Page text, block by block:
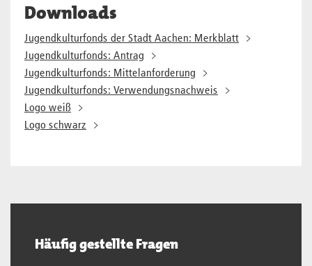
Downloads
Jugendkulturfonds der Stadt Aachen: Merkblatt
Jugendkulturfonds: Antrag
Jugendkulturfonds: Mittelanforderung
Jugendkulturfonds: Verwendungsnachweis
Logo weiß
Logo schwarz
Häufig gestellte Fragen